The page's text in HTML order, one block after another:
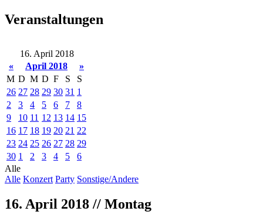
Veranstaltungen
16. April 2018
«
April 2018
»
M D M D F S
S
26 27 28 29 30 31 1
2
3 4 5 6 7
8
9
10 11 12 13 14 15
16 17 18 19 20 21 22
23 24 25 26 27 28 29
30 1 2 3 4 5
6
Alle
Alle Konzert Party Sonstige/Andere
16. April 2018 // Montag